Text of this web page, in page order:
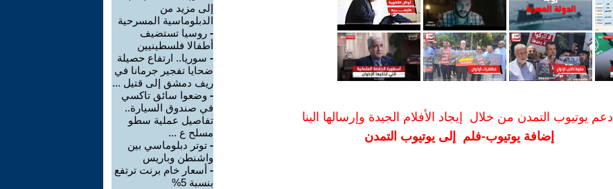
ادعم يوتيوب التمدن من خلال إيجاد الأفلام الجيدة وإرسالها الينا
إضافة يوتيوب-فلم إلى يوتيوب التمدن
إلى مزيد من
الدبلوماسية المسرحية
- روسيا تستضيف
أطفالا فلسطينيين
- سوريا.. ارتفاع حصيلة
ضحايا تفجير جرمانا في
ريف دمشق إلى قتيل ...
- وضعوا سائق تاكسي
في صندوق السيارة..
تفاصيل عملية سطو
مسلح ع ...
- توتر دبلوماسي بين
واشنطن وباريس
- أسعار خام برنت ترتفع
بنسبة 5%